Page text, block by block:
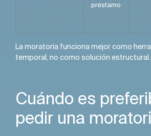
préstamo
La moratoria funciona mejor como
temporal, no como solución estructural.
Cuándo es
pedir una